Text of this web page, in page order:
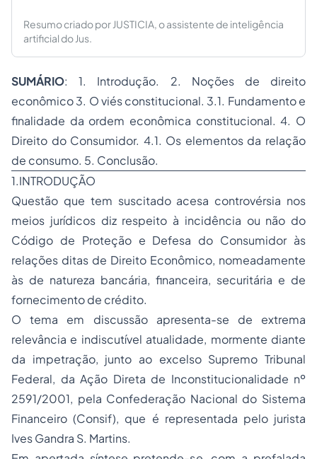
Resumo criado por JUSTICIA, o assistente de inteligência
artificial do Jus.
SUMÁRIO: 1. Introdução. 2. Noções de direito
econômico 3. O viés constitucional. 3.1. Fundamento e
finalidade da ordem econômica constitucional. 4. O
Direito do Consumidor. 4.1. Os elementos da relação
de consumo. 5. Conclusão.
1.INTRODUÇÃO
Questão que tem suscitado acesa controvérsia nos
meios jurídicos diz respeito à incidência ou não do
Código de Proteção e Defesa do Consumidor às
relações ditas de Direito Econômico, nomeadamente
às de natureza bancária, financeira, securitária e de
fornecimento de crédito.
O tema em discussão apresenta-se de extrema
relevância e indiscutível atualidade, mormente diante
da impetração, junto ao excelso Supremo Tribunal
Federal, da Ação Direta de Inconstitucionalidade nº
2591/2001, pela Confederação Nacional do Sistema
Financeiro (Consif), que é representada pelo jurista
Ives Gandra S. Martins.